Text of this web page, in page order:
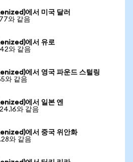
에서 미국 달러
와 같음
에서 유로
와 같음
에서 영국 파운드 스털링
와 같음
에서 일본 엔
와 같음
에서 중국 위안화
와 같음